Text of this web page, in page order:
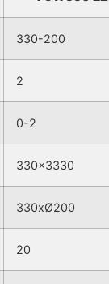
330-200
2
0-2
330×3330
330xØ200
20